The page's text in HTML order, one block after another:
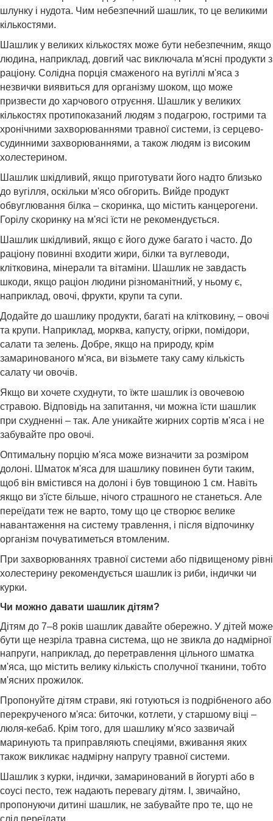
шлунку і нудота. Чим небезпечний шашлик, то це великими
кількостями.
Шашлик у великих кількостях може бути небезпечним, якщо
людина, наприклад, довгий час виключала м'ясні продукти з
раціону. Солідна порція смаженого на вугіллі м'яса з
незвички виявиться для організму шоком, що може
призвести до харчового отруєння. Шашлик у великих
кількостях протипоказаний людям з подагрою, гострими та
хронічними захворюваннями травної системи, із серцево-
судинними захворюваннями, а також людям із високим
холестерином.
Шашлик шкідливий, якщо приготувати його надто близько
до вугілля, оскільки м'ясо обгорить. Вийде продукт
обвуглювання білка – скоринка, що містить канцерогени.
Горілу скоринку на м'ясі їсти не рекомендується.
Шашлик шкідливий, якщо є його дуже багато і часто. До
раціону повинні входити жири, білки та вуглеводи,
клітковина, мінерали та вітаміни. Шашлик не завдасть
шкоди, якщо раціон людини різноманітний, у ньому є,
наприклад, овочі, фрукти, крупи та супи.
Додайте до шашлику продукти, багаті на клітковину, – овочі
та крупи. Наприклад, морква, капусту, огірки, помідори,
салати та зелень. Добре, якщо на природу, крім
замаринованого м'яса, ви візьмете таку саму кількість
салату чи овочів.
Якщо ви хочете схуднути, то їжте шашлик із овочевою
стравою. Відповідь на запитання, чи можна їсти шашлик
при схудненні – так. Але уникайте жирних сортів м'яса і не
забувайте про овочі.
Оптимальну порцію м'яса може визначити за розміром
долоні. Шматок м'яса для шашлику повинен бути таким,
щоб він вмістився на долоні і був товщиною 1 см. Навіть
якщо ви з'їсте більше, нічого страшного не станеться. Але
переїдати теж не варто, тому що це створює велике
навантаження на систему травлення, і після відпочинку
організм почуватиметься втомленим.
При захворюваннях травної системи або підвищеному рівні
холестерину рекомендується шашлик із риби, індички чи
курки.
Чи можно давати шашлик дітям?
Дітям до 7–8 років шашлик давайте обережно. У дітей може
бути ще незріла травна система, що не звикла до надмірної
напруги, наприклад, до перетравлення цільного шматка
м'яса, що містить велику кількість сполучної тканини, тобто
м'ясних прожилок.
Пропонуйте дітям страви, які готуються із подрібненого або
перекрученого м'яса: биточки, котлети, у старшому віці –
люля-кебаб. Крім того, для шашлику м'ясо зазвичай
маринують та приправляють спеціями, вживання яких
також викликає надмірну напругу травної системи.
Шашлик з курки, індички, замаринований в йогурті або в
соусі песто, теж надають перевагу дітям. І, звичайно,
пропонуючи дитині шашлик, не забувайте про те, що не
слід переїдати.